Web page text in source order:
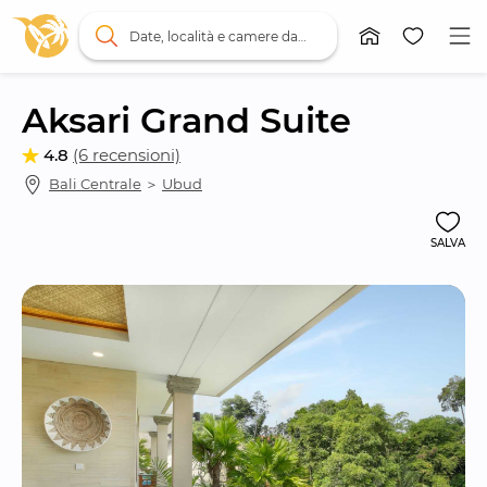
Aksari Grand Suite
4.8 (6 recensioni)
Bali Centrale ＞ Ubud
SALVA